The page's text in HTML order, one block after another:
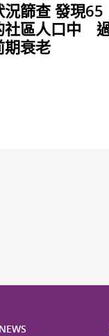
篩查 發現65
社區人口中
期衰老
NEWS